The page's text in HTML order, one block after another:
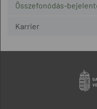
Összefonódás-
Karrier